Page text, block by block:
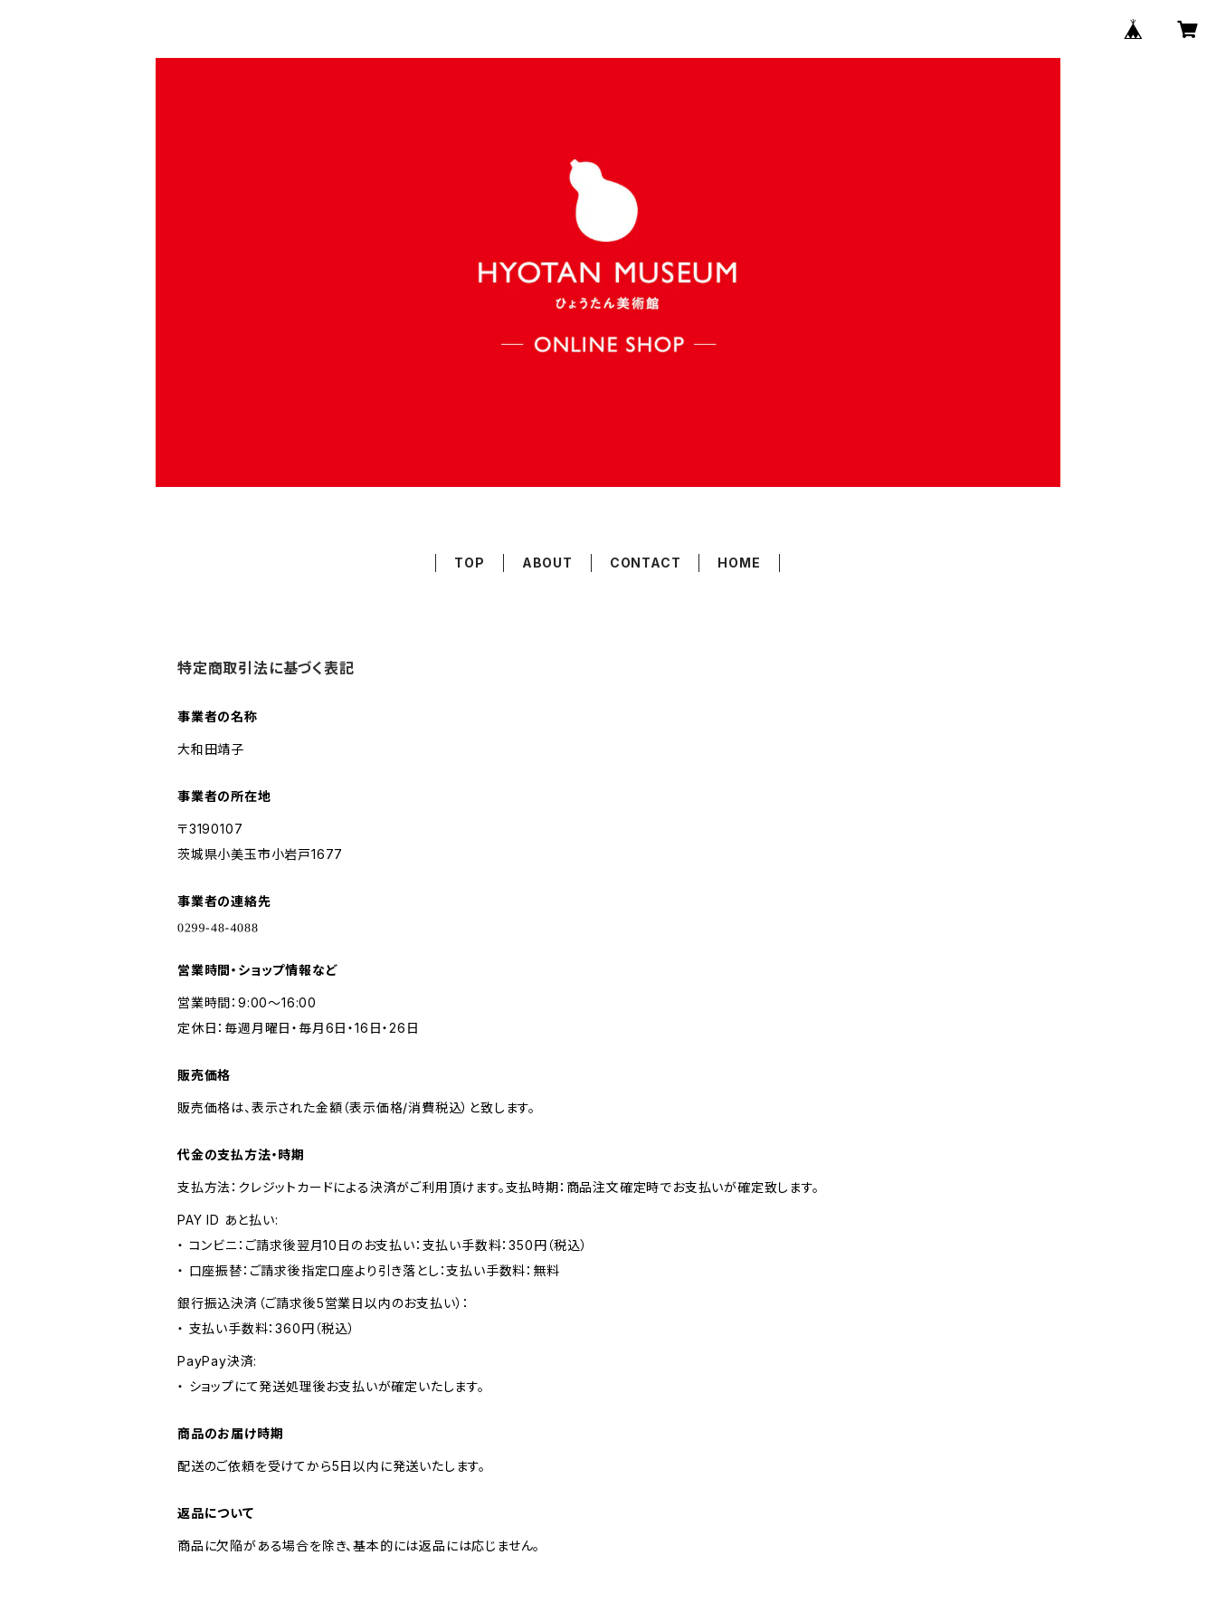
TOP ABOUT CONTACT HOME
特定商取引法に基づく表記
事業者の名称
大和田靖子
事業者の所在地
〒3190107
茨城県小美玉市小岩戸1677
事業者の連絡先
営業時間・ショップ情報など
営業時間：9:00〜16:00
定休日：毎週月曜日・毎月6日・16日・26日
販売価格
販売価格は、表示された金額（表示価格/消費税込）と致します。
代金の支払方法・時期
支払方法：クレジットカードによる決済がご利用頂けます。支払時期：商品注文確定時でお支払いが確定致します。
PAY ID あと払い:
・ コンビニ：ご請求後翌月10日のお支払い：支払い手数料：350円（税込）
・ 口座振替：ご請求後指定口座より引き落とし：支払い手数料：無料
銀行振込決済（ご請求後5営業日以内のお支払い）：
・ 支払い手数料：360円（税込）
PayPay決済:
・ ショップにて発送処理後お支払いが確定いたします。
商品のお届け時期
配送のご依頼を受けてから5日以内に発送いたします。
返品について
商品に欠陥がある場合を除き、基本的には返品には応じません。